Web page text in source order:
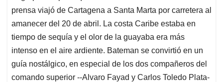
prensa viajó de Cartagena a Santa Marta por carretera al
amanecer del 20 de abril. La costa Caribe estaba en
tiempo de sequía y el olor de la guayaba era más
intenso en el aire ardiente. Bateman se convirtió en un
guía nostálgico, en especial de los dos compañeros del
comando superior --Alvaro Fayad y Carlos Toledo Plata-